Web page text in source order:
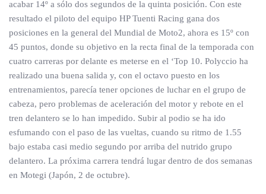
acabar 14º a sólo dos segundos de la quinta posición. Con este
resultado el piloto del equipo HP Tuenti Racing gana dos
posiciones en la general del Mundial de Moto2, ahora es 15º con
45 puntos, donde su objetivo en la recta final de la temporada con
cuatro carreras por delante es meterse en el ‘Top 10. Polyccio ha
realizado una buena salida y, con el octavo puesto en los
entrenamientos, parecía tener opciones de luchar en el grupo de
cabeza, pero problemas de aceleración del motor y rebote en el
tren delantero se lo han impedido. Subir al podio se ha ido
esfumando con el paso de las vueltas, cuando su ritmo de 1.55
bajo estaba casi medio segundo por arriba del nutrido grupo
delantero. La próxima carrera tendrá lugar dentro de dos semanas
en Motegi (Japón, 2 de octubre).